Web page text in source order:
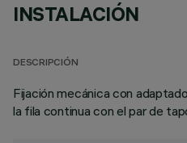
INSTALACIÓN
DESCRIPCIÓN
Fijación mecánica con
la fila continua con el par de